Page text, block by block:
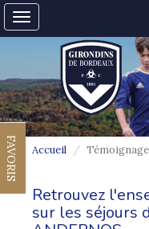
Toggle
navigation
FAVORIS Accueil
Retrouvez
sur les séjours